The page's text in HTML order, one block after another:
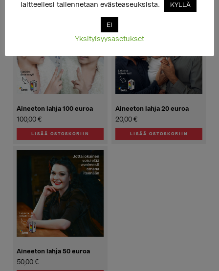
Aineeton lahja 100 euroa
100,00€
LISÄÄ OSTOSKORIIN
Aineeton lahja 20 euroa
20,00€
LISÄÄ OSTOSKORIIN
Aineeton lahja 50 euroa
50,00€
laitteellesi tallennetaan evästeaseuksista.
KYLLÄ
EI
Yksityisyysasetukset